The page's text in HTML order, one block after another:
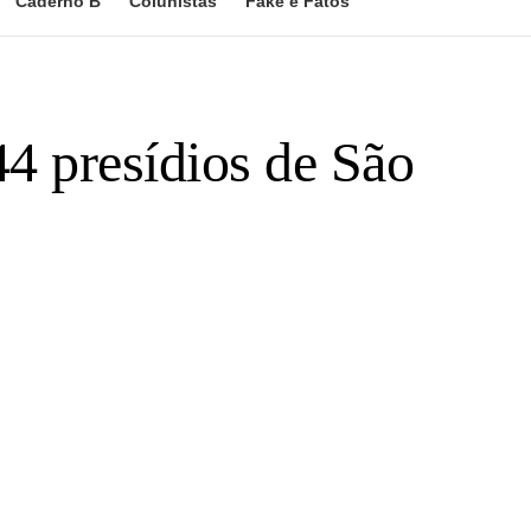
presídios de São